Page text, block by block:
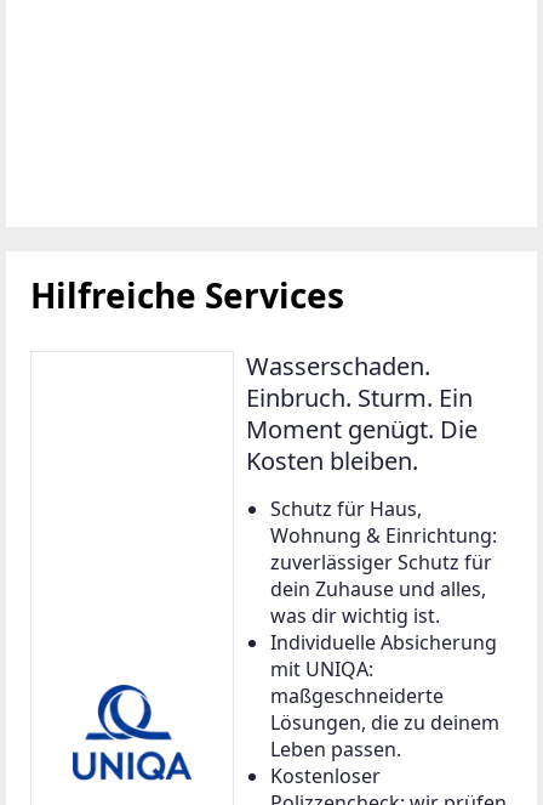
Hilfreiche Services
Wasserschaden.
Einbruch. Sturm. Ein
Moment genügt. Die
Kosten bleiben.
Schutz für Haus,
Wohnung & Einrichtung:
zuverlässiger Schutz für
dein Zuhause und alles,
was dir wichtig ist.
Individuelle Absicherung
mit UNIQA:
maßgeschneiderte
Lösungen, die zu deinem
Leben passen.
Kostenloser